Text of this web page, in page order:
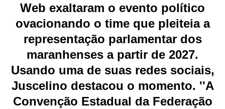
Web exaltaram o evento político
ovacionando o time que pleiteia a
representação parlamentar dos
maranhenses a partir de 2027.
Usando uma de suas redes sociais,
Juscelino destacou o momento. ''A
Convenção Estadual da Federação